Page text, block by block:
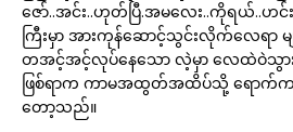
ဇော်..အင်း..ဟုတ်ပြီ.အမလေး..ကိုရယ်..ဟင်
ကြီးမှာ အားကုန်ဆောင့်သွင်းလိုက်လေရာ
တအင့်အင့်လုပ်နေသော လဲ့မှာ လေထဲဝဲသွ
ဖြစ်ရာက ကာမအထွတ်အထိပ်သို့ ရောက်ကာတ
တော့သည်။